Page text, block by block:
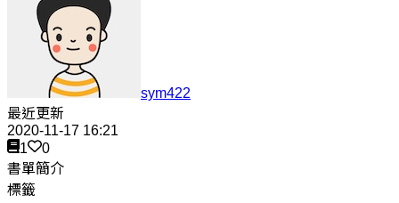
sym422
最近更新
2020-11-17 16:21
1
0
書單簡介
標籤